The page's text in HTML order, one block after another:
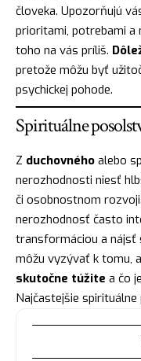
človeka. Upozorňujú
prioritami, potrebami a
toho na vás príliš.
pretože môžu byť
psychickej pohode.
Spirituálne
Z duchovného alebo
nerozhodnosti niesť
či osobnostnom
nerozhodnosť často
transformáciou a nájsť
môžu vyzývať k tomu,
skutočne túžite a čo
Najčastejšie